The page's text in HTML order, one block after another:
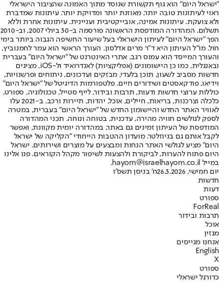
"ישראל היום" הוא גוף תקשורת שנוסד מתוך האמונה שהציבור הישראלי
ראוי לעיתונות טובה יותר, מאוזנת יותר ומדויקת יותר. עיתונות שמדברת
ולא צועקת. עיתונות אמינה, אובייקטיבית ועניינית. עיתונות אחרת וללא
תשלום. המהדורה המודפסת הראשונה פורסמה ב-30 ביולי 2007, וב-2010
הפך "ישראל היום" לעיתון הישראלי בעל שיעור החשיפה הגבוה ביותר בימי
חול. מו"ל העיתון היא ד"ר מרים אדלסון. העורך הראשי הוא עמר לחמנוביץ,
והעורך המייסד הוא עמוס רגב. אתרי האינטרנט של "ישראל היום" בעברית
ובאנגלית, כמו כן היישומונים (אפליקציות) לאנדרואיד ול-iOS, מציגים
חדשות מסביב לשעון, תוכן בלעדי, מבזקים ועדכונים, ניתוחים ופרשנויות,
וידיאו, פודקאסטים ושידורים חיים. פלטפורמות הדיגיטל של "ישראל היום"
כוללות ערוצי חדשות ודעות, תרבות ובידור, לייף סטייל, טכנולוגיה, ספורט,
כלכלה וצרכנות, בריאות, חיילים, אוכל, יהדות, תיירות ורכב. ב-2021 עלו
לאוויר האתר החדש והיישומון החדש של "ישראל היום" בעברית, במטרה
לספק לגולשים חוויה מהירה, עדכנית, בטוחה ונוחה. תכני המהדורה
המודפסת של העיתון זמינים גם באתר, במהדורה יומית מקוונת, ואפשר
לקבל אותם גם בניוזלטר. מועדון ההטבות הייחודי "הקליקה של ישראל
היום" מציע לגולשי האתר הנחות ומבצעים על מוצרים ושירותים. ישראל
היום פתוח להערות, לביקורת ולהצעות לשיפור מקהל הקוראים. פנו אלינו
במייל hayom@israelhayom.co.il.
יום חמישי, 26.3.2026
ח' בניסן תשפ"ו
חדשות
דעות
ספורט
ForReal
תרבות ובידור
אוכל
מגזין
אנחנו מגייסים
English
X
ספורט
כדורגל ישראלי